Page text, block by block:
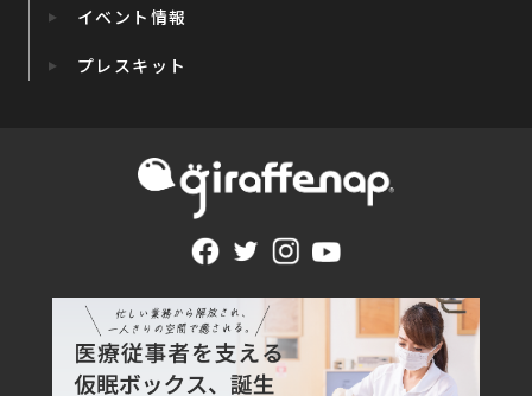
イベント情報
プレスキット